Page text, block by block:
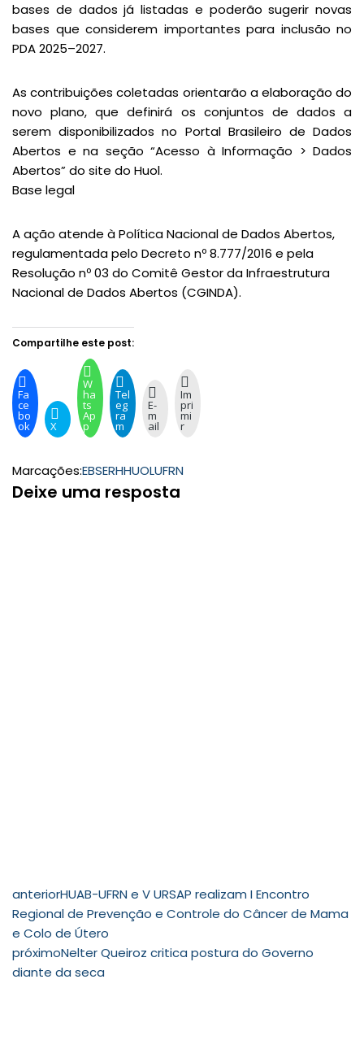
bases de dados já listadas e poderão sugerir novas
bases que considerem importantes para inclusão no
PDA 2025–2027.
As contribuições coletadas orientarão a elaboração do
novo plano, que definirá os conjuntos de dados a
serem disponibilizados no Portal Brasileiro de Dados
Abertos e na seção “Acesso à Informação > Dados
Abertos” do site do Huol.
Base legal
A ação atende à Política Nacional de Dados Abertos,
regulamentada pelo Decreto nº 8.777/2016 e pela
Resolução nº 03 do Comitê Gestor da Infraestrutura
Nacional de Dados Abertos (CGINDA).
Compartilhe este post:
Fa
ce
bo
ok X
W
ha
ts
Ap
p
Tel
eg
ra
m
E-
m
ail
Im
pri
mi
r
Marcações:EBSERHHUOLUFRN
Deixe uma resposta
anteriorHUAB-UFRN e V URSAP realizam I Encontro
Regional de Prevenção e Controle do Câncer de Mama
e Colo de Útero
próximoNelter Queiroz critica postura do Governo
diante da seca